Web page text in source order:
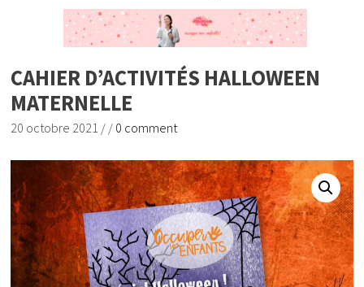
CAHIER D’ACTIVITÉS HALLOWEEN
MATERNELLE
20 octobre 2021 / / 0 comment